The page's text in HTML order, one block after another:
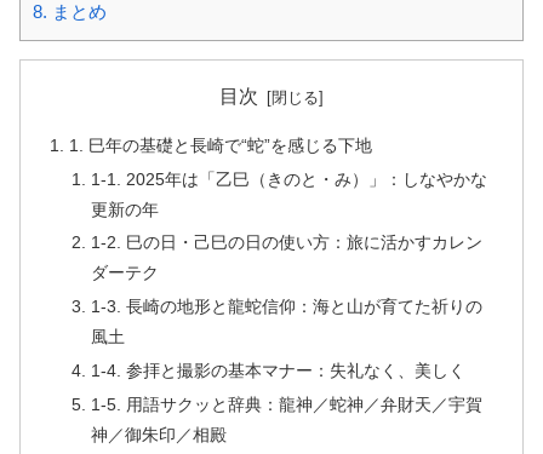
8. まとめ
目次
1. 巳年の基礎と長崎で“蛇”を感じる下地
1-1. 2025年は「乙巳（きのと・み）」：しなやかな
更新の年
1-2. 巳の日・己巳の日の使い方：旅に活かすカレン
ダーテク
1-3. 長崎の地形と龍蛇信仰：海と山が育てた祈りの
風土
1-4. 参拝と撮影の基本マナー：失礼なく、美しく
1-5. 用語サクッと辞典：龍神／蛇神／弁財天／宇賀
神／御朱印／相殿